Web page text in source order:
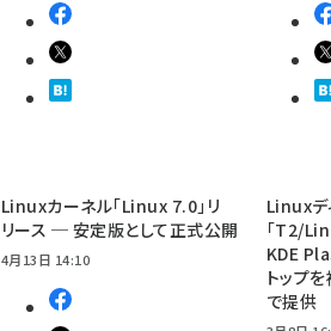
Linuxカーネル「Linux 7.0」リ
リース ─ 安定版として正式公開
4月13日 14:10
Linuxデ
「T2/
KDE
トップ
で提供